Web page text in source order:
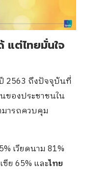
แต่ไทยมั่นใจ
2563 ถึงปัจจุบันที่
ของประชาชนใน
มารถควบคุม
เวียดนาม 81%
ย 65% และไทย